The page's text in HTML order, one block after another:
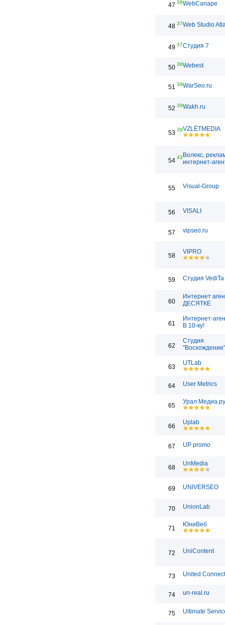
47 36WebCanape
48 37Web Studio
49 37Студия 7
50 38Webest
51 39WarSeo.ru
52 39Wakh.ru
53 39VZLЁTMEDIA
54 43 Волекс,
интернет-
55 Visual-Group
56 VISALI
57 vipseo.ru
58
VIPRO
59 Студия VediTa
60
Интернет
ДЕСЯТКЕ
61
Интернет-
В 10-ку!
62
Студия
"Восхождение"
63
UTLab
64 User Metrics
65
Урал Медиа.ру
66
Uplab
67 UP promo
68
UnMedia
69 UNIVERSEO
70 UnionLab
71
ЮниВеб
72 UniContent
73 United
74 un-real.ru
75 Ultimate